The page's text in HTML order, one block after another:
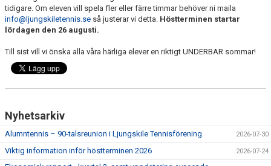
tidigare. Om eleven vill spela fler eller färre timmar behöver ni maila
info@ljungskiletennis.se så justerar vi detta. Höstterminen startar
lördagen den 26 augusti.
Till sist vill vi önska alla våra härliga elever en riktigt UNDERBAR sommar!
Nyhetsarkiv
Alumntennis – 90-talsreunion i Ljungskile Tennisförening 2026-07-30
Viktig information inför höstterminen 2026 2026-07-24